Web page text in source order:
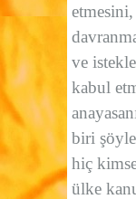
ve
kabul
biri
hiç
ülke